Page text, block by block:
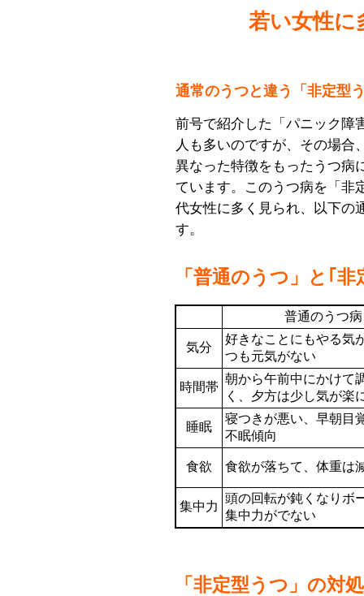
若い女性に
通常のうつと違う「非定型
前号で紹介した「パニック障
人も多いのですが、その場合
異なった特徴をもったうつ病
ています。このうつ病を「非
代女性に多く見られ、以下の
す。
「普通のうつ」と｢
普通のうつ病
気分
好きなことにもやる気
つも元気がない
時間帯
朝から午前中にかけて
く、夕方は少し気が楽
睡眠
寝つきが悪い、早朝目
不眠傾向
食欲 食欲が落ちて、体重は
集中力
頭の回転が鈍くなりボ
集中力がでない
「非定型うつ」の対